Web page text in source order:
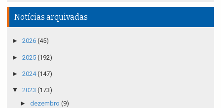
Notícias arquivadas
► 2026 (45)
► 2025 (192)
► 2024(147)
▼ 2023 (173)
► dezembro (9)